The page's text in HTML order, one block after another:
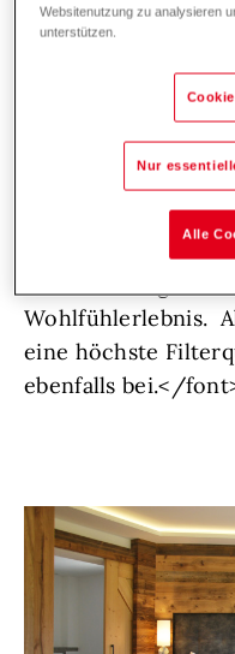
Aufenthalt. Das
mit zwei Saunen
Ruhebereich.
immer die "die
Inhaberin auf die
Das HomeVent
seine regulierbare
Wohlfühlerlebnis.
eine höchste
ebenfalls bei.</
Websitenutzung zu analysieren
unterstützen.
Nur
Alle